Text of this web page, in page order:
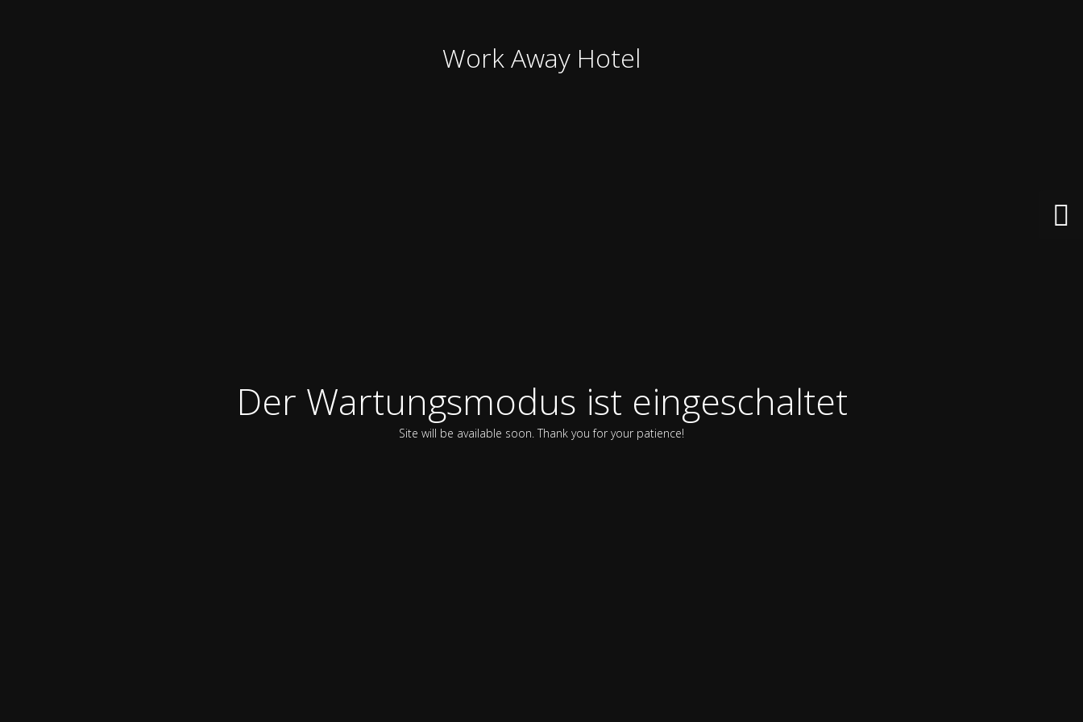
Work Away Hotel
Der Wartungsmodus ist eingeschaltet
Site will be available soon. Thank you for your patience!